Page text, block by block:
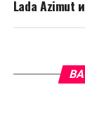
Lada Azimut